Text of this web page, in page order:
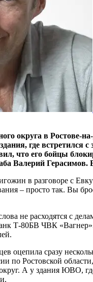
округа в Ростове-
где
что его бойцы
Валерий
в разговоре с
– просто так. Вы
не расходятся с
Т-80БВ ЧВК «Вагнер».
оцепила сразу
по Ростовской
А у здания ЮВО,